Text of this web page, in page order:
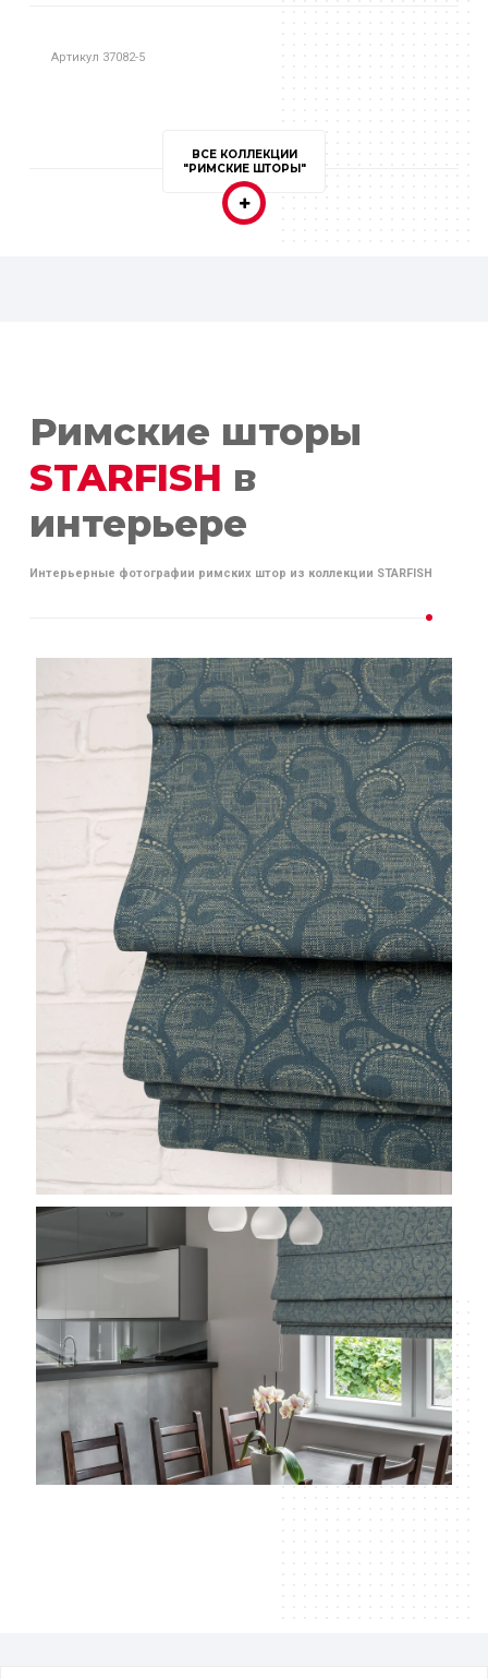
Артикул 37082-5
ВСЕ КОЛЛЕКЦИИ
"РИМСКИЕ ШТОРЫ"
Римские шторы
STARFISH в
интерьере
Интерьерные фотографии римских штор из коллекции STARFISH